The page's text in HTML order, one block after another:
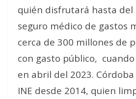
quién disfrutará hasta del
seguro médico de gastos
cerca de 300 millones de
con gasto público,
en abril del 2023.
INE desde 2014, quien